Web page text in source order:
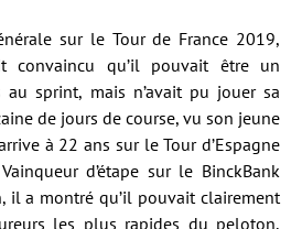
sur le Tour de France 2019,
convaincu qu’il pouvait être un
sprint, mais n’avait pu jouer sa
de jours de course, vu son jeune
à 22 ans sur le Tour d’Espagne
d’étape sur le BinckBank
il a montré qu’il pouvait clairement
les plus rapides du peloton,